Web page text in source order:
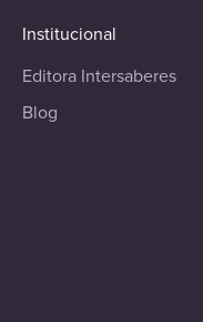
Institucional
Editora Intersaberes
Blog